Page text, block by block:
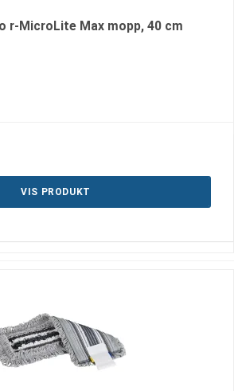
r-MicroLite Max mopp, 40 cm
VIS PRODUKT